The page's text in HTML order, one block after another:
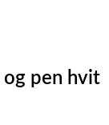
og pen hvit